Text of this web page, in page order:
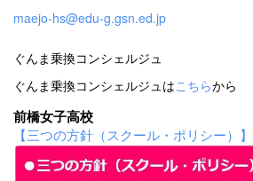
maejo-hs@edu-g.gsn.ed.jp
ぐんま乗換コンシェルジュ
ぐんま乗換コンシェルジュはこちらから
前橋女子高校
【三つの方針（スクール・ポリシー）